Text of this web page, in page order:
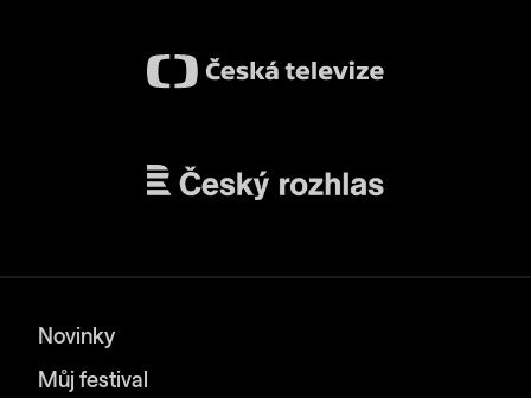
Novinky
Můj festival